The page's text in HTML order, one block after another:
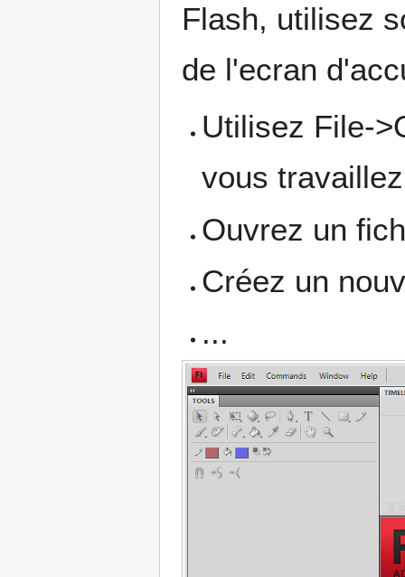
Flash, utilisez
de l'ecran
Utilisez File-
vous
Ouvrez un
Créez un
...